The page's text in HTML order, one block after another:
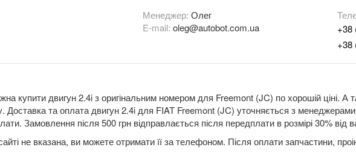
Менеджер: Олег
E-mail: oleg@autobot.com.ua
+38
+38
купити двигун 2.4i з оригінальним номером для Freemont (JC) по хорошій ціні. А
у. Доставка та оплата двигун 2.4i для FIAT Freemont (JC) уточняється з
Замовлення після 500 грн відправлається після передплати в розмірі 30% від
не вказана, ви можете отримати її за телефоном. Після оплати запчастини,